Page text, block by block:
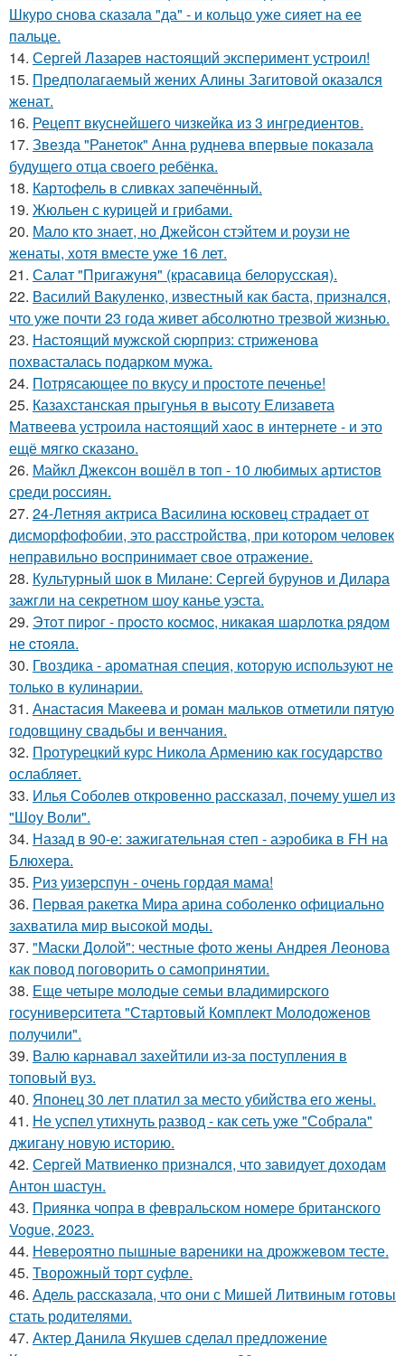
Шкуро снова сказала "да" - и кольцо уже сияет на ее
пальце.
14. Сергей Лазарев настоящий эксперимент устроил!
15. Предполагаемый жених Алины Загитовой оказался
женат.
16. Рецепт вкуснейшего чизкейка из 3 ингредиентов.
17. Звезда "Ранеток" Анна руднева впервые показала
будущего отца своего ребёнка.
18. Картофель в сливках запечённый.
19. Жюльен с курицей и грибами.
20. Мало кто знает, но Джейсон стэйтем и роузи не
женаты, хотя вместе уже 16 лет.
21. Салат "Пригажуня" (красавица белорусская).
22. Василий Вакуленко, известный как баста, признался,
что уже почти 23 года живет абсолютно трезвой жизнью.
23. Настоящий мужской сюрприз: стриженова
похвасталась подарком мужа.
24. Потрясающее по вкусу и простоте печенье!
25. Казахстанская прыгунья в высоту Елизавета
Матвеева устроила настоящий хаос в интернете - и это
ещё мягко сказано.
26. Майкл Джексон вошёл в топ - 10 любимых артистов
среди россиян.
27. 24-Летняя актриса Василина юсковец страдает от
дисморфофобии, это расстройства, при котором человек
неправильно воспринимает свое отражение.
28. Культурный шок в Милане: Сергей бурунов и Дилара
зажгли на секретном шоу канье уэста.
29. Этoт пиpoг - пpocтo кocмoc, никaкaя шapлoткa pядoм
не cтoялa.
30. Гвоздика - ароматная специя, которую используют не
только в кулинарии.
31. Анастасия Макеева и роман мальков отметили пятую
годовщину свадьбы и венчания.
32. Протурецкий курс Никола Армению как государство
ослабляет.
33. Илья Соболев откровенно рассказал, почему ушел из
"Шоу Воли".
34. Назад в 90-е: зажигательная степ - аэробика в FH на
Блюхера.
35. Риз уизерспун - очень гордая мама!
36. Первая ракетка Мира арина соболенко официально
захватила мир высокой моды.
37. "Маски Долой": честные фото жены Андрея Леонова
как повод поговорить о самопринятии.
38. Еще четыре молодые семьи владимирского
госуниверситета "Стартовый Комплект Молодоженов
получили".
39. Валю карнавал захейтили из-за поступления в
топовый вуз.
40. Японец 30 лет платил за место убийства его жены.
41. Не успел утихнуть развод - как сеть уже "Собрала"
джигану новую историю.
42. Сергей Матвиенко признался, что завидует доходам
Антон шастун.
43. Приянка чопра в февральском номере британского
Vogue, 2023.
44. Невероятно пышные вареники на дрожжевом тесте.
45. Творожный торт суфле.
46. Адель рассказала, что они с Мишей Литвиным готовы
стать родителями.
47. Актер Данила Якушев сделал предложение